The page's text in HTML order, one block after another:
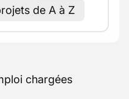
de A à Z
chargées